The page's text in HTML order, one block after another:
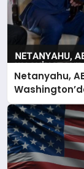
Netanyahu,